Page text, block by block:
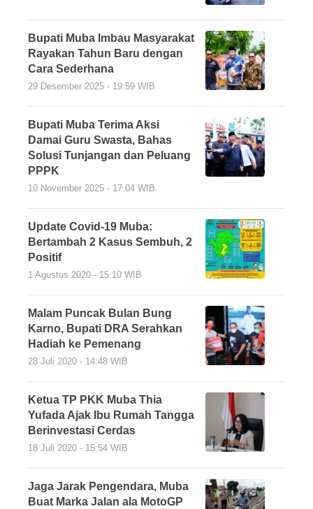
Bupati Muba Imbau Masyarakat
Rayakan Tahun Baru dengan
Cara Sederhana
29 Desember 2025 - 19:59 WIB
Bupati Muba Terima Aksi
Damai Guru Swasta, Bahas
Solusi Tunjangan dan Peluang
PPPK
10 November 2025 - 17:04 WIB
Update Covid-19 Muba:
Bertambah 2 Kasus Sembuh, 2
Positif
1 Agustus 2020 - 15:10 WIB
Malam Puncak Bulan Bung
Karno, Bupati DRA Serahkan
Hadiah ke Pemenang
28 Juli 2020 - 14:48 WIB
Ketua TP PKK Muba Thia
Yufada Ajak Ibu Rumah Tangga
Berinvestasi Cerdas
18 Juli 2020 - 15:54 WIB
Jaga Jarak Pengendara, Muba
Buat Marka Jalan ala MotoGP